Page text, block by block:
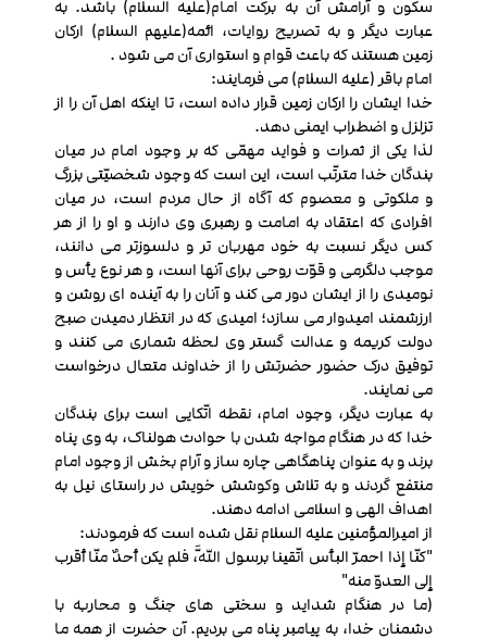
سکون و آرامش آن به برکت امام(علیه السلام) باشد. به
عبارت دیگر و به تصریح روایات، ائمه(علیهم السلام) ارکان
زمین هستند که باعث قوام و استواری آن می شود .
امام باقر (علیه السلام) می فرمایند:
خدا ایشان را ارکان زمین قرار داده است، تا اینکه اهل آن را از
تزلزل و اضطراب ایمنی دهد.
لذا یکی از ثمرات و فواید مهمّی که بر وجود امام در میان
بندگان خدا مترتّب است، این است که وجود شخصیّتی بزرگ
و ملکوتی و معصوم که آگاه از حال مردم است، در میان
افرادی که اعتقاد به امامت و رهبری وی دارند و او را از هر
کس دیگر نسبت به خود مهربان تر و دلسوزتر می دانند،
موجب دلگرمی و قوّت روحی برای آنها است، و هر نوع یأس و
نومیدی را از ایشان دور می کند و آنان را به آینده ای روشن و
ارزشمند امیدوار می سازد؛ امیدی که در انتظار دمیدن صبح
دولت کریمه و عدالت گستر وی لحظه شماری می کنند و
توفیق درک حضور حضرتش را از خداوند متعال درخواست
می نمایند.
به عبارت دیگر، وجود امام، نقطه اتّکایی است برای بندگان
خدا که در هنگام مواجه شدن با حوادث هولناک، به وی پناه
برند و به عنوان پناهگاهی چاره ساز و آرام بخش از وجود امام
منتفع گردند و به تلاش وکوشش خویش در راستای نیل به
اهداف الهی و اسلامی ادامه دهند.
از امیرالمؤمنین علیه السلام نقل شده است که فرمودند:
"کنّا إذا احمرّ البأس اتّقینا برسول اللَّه، فلم یکن أحدٌ منّا أقرب
إلی العدوّ منه"
(ما در هنگام شداید و سختی های جنگ و محاربه با
دشمنان خدا، به پیامبر پناه می بردیم. آن حضرت از همه ما